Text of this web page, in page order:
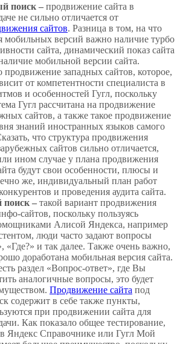
поиск – продвижение сайта в
не сильно отличается от
сайтов. Разница в том, на что
мобильных версий важно наличие турбо
сайта, динамический показ сайта
мобильной версии сайта.
продвижение западных сайтов, которое,
от компетентности специалиста в
и особенностей Гугл, поскольку
Гугл рассчитана на продвижение
сайтов, а также такое продвижение
знаний иностранных языков самого
что структура продвижения
сайтов сильно отличается,
ином случае у плана продвижения
будут свои особенности, плюсы и
же, индивидуальный план работ
и проведения аудита сайта.
поиск – такой вариант продвижения
сайтов, поскольку пользуясь
Алисой Яндекса, например
люди часто задают вопросы
«Где?» и так далее. Также очень важно,
доработана мобильная версия сайта.
раздел «Вопрос-ответ», где Вы
аналогичные вопросы, это будет
Продвижение сайта под
содержит в себе также пункты,
при продвижении сайта для
Как показало общее тестирование,
Яндекс Справочнике или Гугл Мой